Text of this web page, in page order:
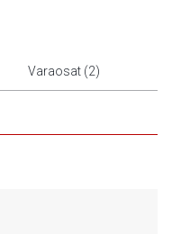
Varaosat (2)